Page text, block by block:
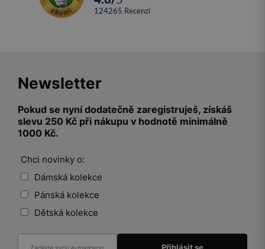
124265 recenzí
Newsletter
Pokud se nyní dodatečně zaregistruješ, získáš
slevu 250 Kč při nákupu v hodnotě minimálně
1000 Kč.
Chci novinky o:
Dámská kolekce
Pánská kolekce
Dětská kolekce